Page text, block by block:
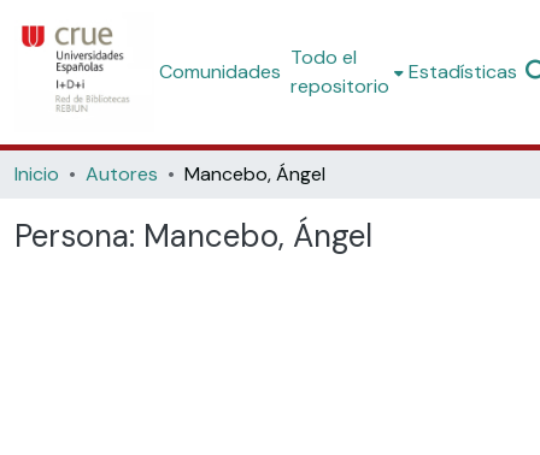
Comunidades
Todo el
repositorio
Estadísticas
Inicio Autores Mancebo, Ángel
Persona: Mancebo, Ángel